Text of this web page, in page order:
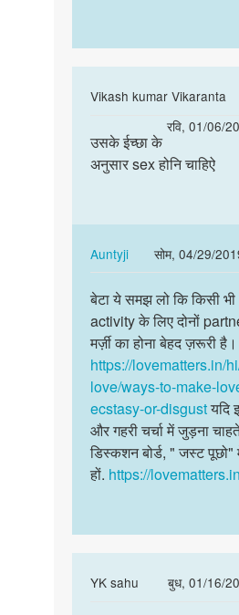
Vikash kumar Vikaranta
रवि, 01/06/
by
उसके
ईच्छा
sex…
उसके ईच्छा के
अनुसार sex होनि चाहिऐ
Auntyji
सोम, 04/29/
In
reply
to
उसके
ईच्छा
के
अनुसार
sex…
by
Vikash
kumar
बेटा
ये
समझ
लो
कि
किसी
भी…
बेटा ये समझ लो कि किसी
activity के लिए दोनों
मर्ज़ी का होना बेहद ज़रूरी है।
https://lovematters.in/
love/ways-to-make-
ecstasy-or-disgustयदि
और गहरी चर्चा में जुड़ना
डिस्कशन बोर्ड, " जस्ट
हों. https://
YK sahu
बुध, 01/16/